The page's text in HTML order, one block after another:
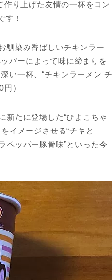
作り上げた友情の一杯をコン
す！
馴染み香ばしいチキンラー
パーによって味に締まりを
い一杯、“チキンラーメン チ
）
新たに登場した“ひよこちゃ
イメージさせる“チキと
ペッパー豚骨味”といった今